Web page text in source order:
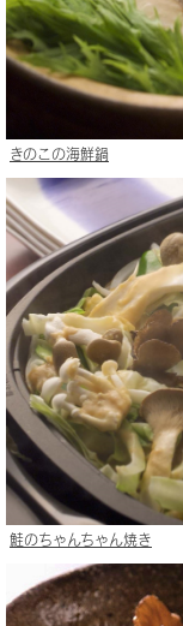
きのこの海鮮鍋
鮭のちゃんちゃん焼き